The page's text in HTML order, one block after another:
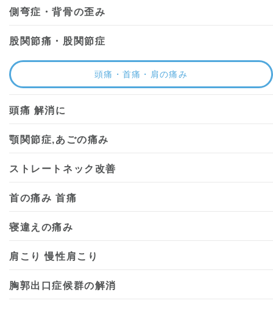
側弯症・背骨の歪み
股関節痛・股関節症
頭痛・首痛・肩の痛み
頭痛 解消に
顎関節症,あごの痛み
ストレートネック改善
首の痛み 首痛
寝違えの痛み
肩こり 慢性肩こり
胸郭出口症候群の解消